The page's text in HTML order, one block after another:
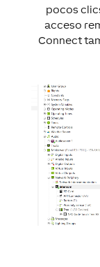
pocos
acceso
Connect